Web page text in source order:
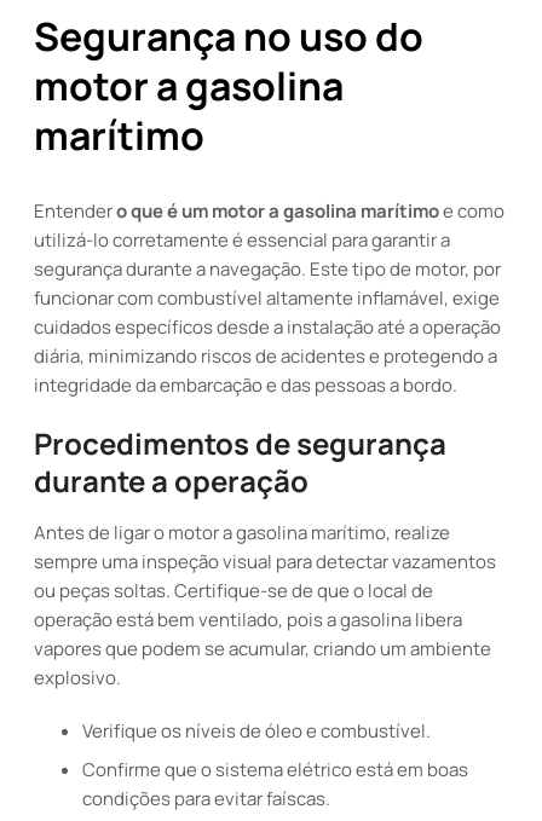
Segurança no uso do
motor a gasolina
marítimo
Entendero que é um motor a gasolina marítimoe como
utilizá-lo corretamente é essencial para garantir a
segurança durante a navegação. Este tipo de motor, por
funcionar com combustível altamente inflamável, exige
cuidados específicos desde a instalação até a operação
diária, minimizando riscos de acidentes e protegendo a
integridade da embarcação e das pessoas a bordo.
Procedimentos de segurança
durante a operação
Antes de ligar o motor a gasolina marítimo, realize
sempre uma inspeção visual para detectar vazamentos
ou peças soltas. Certifique-se de que o local de
operação está bem ventilado, pois a gasolina libera
vapores que podem se acumular, criando um ambiente
explosivo.
Verifique os níveis de óleo e combustível.
Confirme que o sistema elétrico está em boas
condições para evitar faíscas.